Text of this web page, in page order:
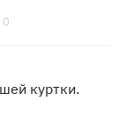
0
куртки.